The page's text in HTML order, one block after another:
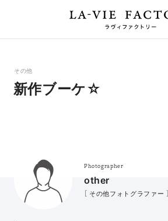
その他
新作ブーケ☆
Photographer
other
［ その他フォトグラファー ］